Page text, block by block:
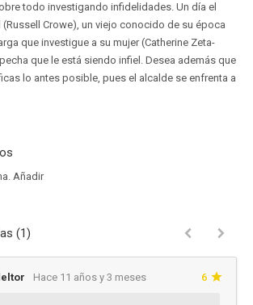
todo investigando infidelidades. Un día el
Crowe), un viejo conocido de su época
que investigue a su mujer (Catherine Zeta-
que le está siendo infiel. Desea además que
lo antes posible, pues el alcalde se enfrenta a
Añadir
(1)
Hace 11 años y 3 meses 6